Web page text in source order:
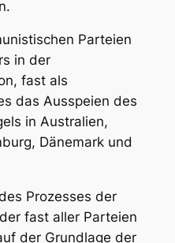
Parteien
in der
fast als
das Ausspeien des
in Australien,
Dänemark und
Prozesses der
fast aller Parteien
der Grundlage der